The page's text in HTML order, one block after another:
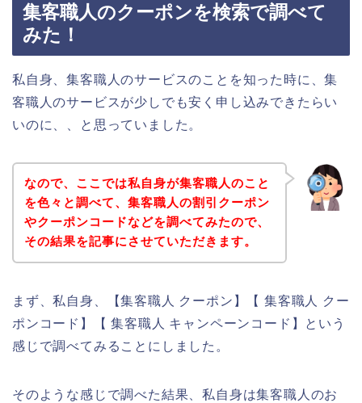
集客職人のクーポンを検索で調べて
みた！
私自身、集客職人のサービスのことを知った時に、集
客職人のサービスが少しでも安く申し込みできたらい
いのに、、と思っていました。
なので、ここでは私自身が集客職人のこと
を色々と調べて、集客職人の割引クーポン
やクーポンコードなどを調べてみたので、
その結果を記事にさせていただきます。
まず、私自身、【集客職人 クーポン】【 集客職人 クー
ポンコード】【 集客職人 キャンペーンコード】という
感じで調べてみることにしました。
そのような感じで調べた結果、私自身は集客職人のお